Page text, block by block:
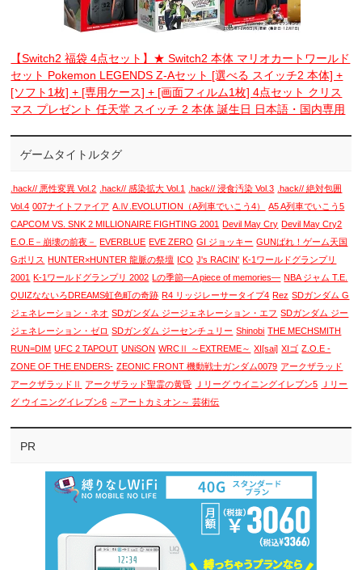
【Switch2 福袋 4点セット】★ Switch2 本体 マリオカートワールド
セット Pokemon LEGENDS Z-Aセット [選べる スイッチ2 本体] +
[ソフト1枚] + [専用ケース] + [画面フィルム1枚] 4点セット クリス
マス プレゼント 任天堂 スイッチ 2 本体 誕生日 日本語・国内専用
ゲームタイトルタグ
.hack// 悪性変異 Vol.2 .hack// 感染拡大 Vol.1 .hack// 浸食汚染 Vol.3 .hack// 絶対包囲
Vol.4 007ナイトファイア A.Ⅳ.EVOLUTION（A列車でいこう4）
A5 A列車でいこう5
CAPCOM VS. SNK 2 MILLIONAIRE FIGHTING 2001 Devil May Cry Devil May Cry2
E.O.E－崩壊の前夜－
EVERBLUE EVE ZERO GI ジョッキー GUNばれ！ゲーム天国
Gポリス HUNTER×HUNTER 龍脈の祭壇 ICO J's RACIN' K-1ワールドグランプリ
2001 K-1ワールドグランプリ 2002 Lの季節―A piece of memories― NBA ジャム T.E.
QUIZなないろDREAMS虹色町の奇跡 R4 リッジレーサータイプ4 Rez SDガンダム G
ジェネレーション・ネオ SDガンダム ジージェネレーション・エフ SDガンダム ジー
ジェネレーション・ゼロ SDガンダム ジーセンチュリー Shinobi THE MECHSMITH
RUN=DIM UFC 2 TAPOUT UNiSON WRCⅡ ～EXTREME～ XI[sai] XIゴ Z.O.E -
ZONE OF THE ENDERS- ZEONIC FRONT 機動戦士ガンダム0079 アークザラッド
アークザラッドⅡ
アークザラッド聖霊の黄昏 Ｊリーグ ウイニングイレブン5
Ｊリー
グ ウイニングイレブン6 ～アートカミオン～ 芸術伝
PR